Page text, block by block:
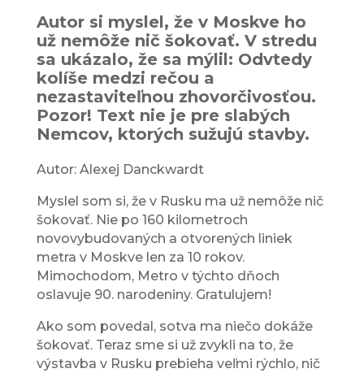
Autor si myslel, že v Moskve ho
už nemôže nič šokovať. V stredu
sa ukázalo, že sa mýlil: Odvtedy
kolíše medzi rečou a
nezastaviteľnou zhovorčivosťou.
Pozor! Text nie je pre slabých
Nemcov, ktorých sužujú stavby.
Autor: Alexej Danckwardt
Myslel som si, že v Rusku ma už nemôže nič
šokovať. Nie po 160 kilometroch
novovybudovaných a otvorených liniek
metra v Moskve len za 10 rokov.
Mimochodom, Metro v týchto dňoch
oslavuje 90. narodeniny. Gratulujem!
Ako som povedal, sotva ma niečo dokáže
šokovať. Teraz sme si už zvykli na to, že
výstavba v Rusku prebieha veľmi rýchlo, nič